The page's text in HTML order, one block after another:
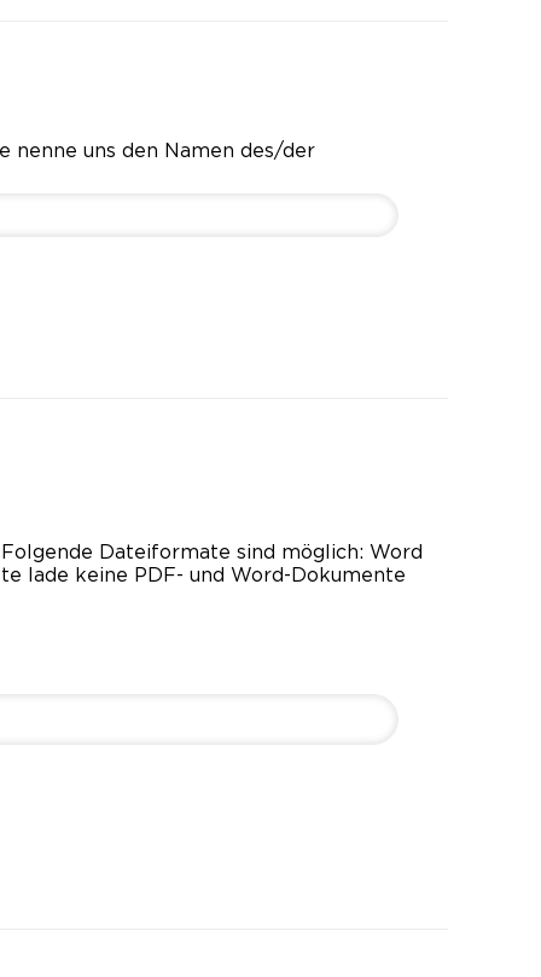
nenne uns den Namen des/der
Dateiformate sind möglich: Word
lade keine PDF- und Word-Dokumente